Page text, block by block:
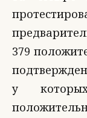
379
у